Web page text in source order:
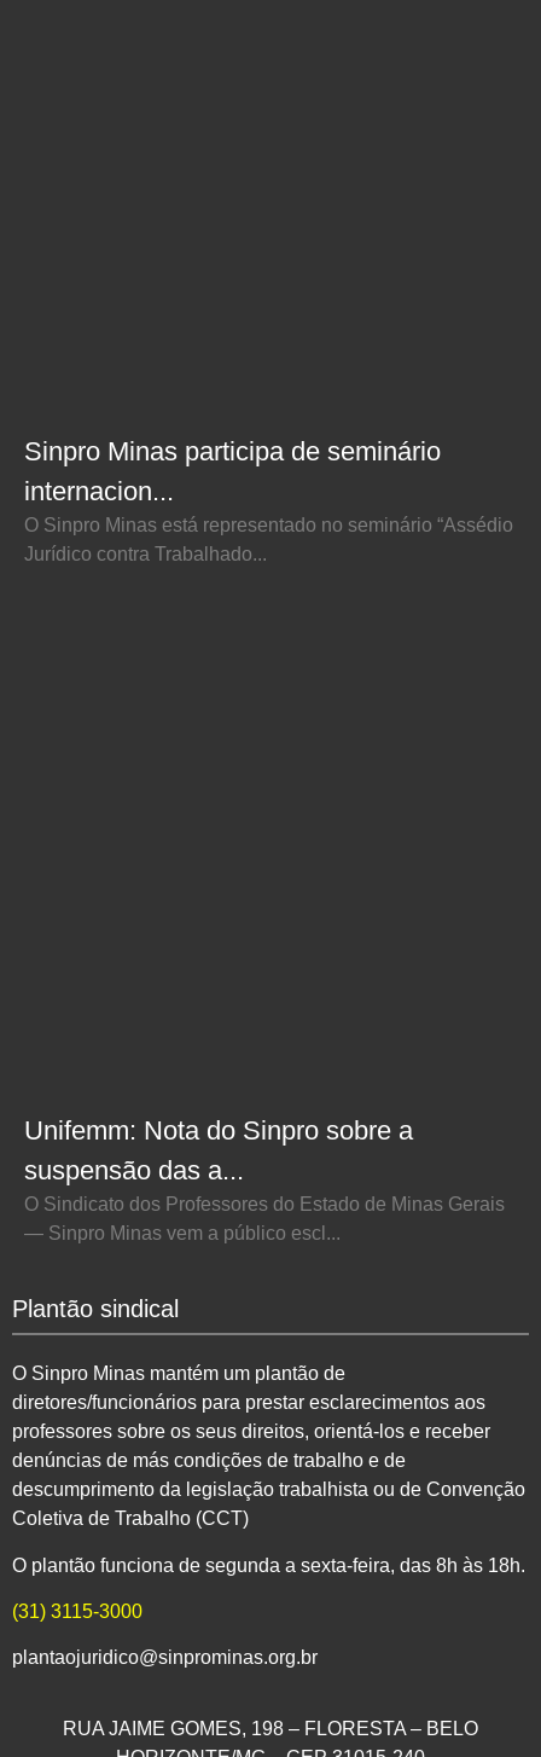
Sinpro Minas participa de seminário
internacion...
O Sinpro Minas está representado no seminário “Assédio
Jurídico contra Trabalhado...
Unifemm: Nota do Sinpro sobre a
suspensão das a...
O Sindicato dos Professores do Estado de Minas Gerais
— Sinpro Minas vem a público escl...
Plantão sindical
O Sinpro Minas mantém um plantão de
diretores/funcionários para prestar esclarecimentos aos
professores sobre os seus direitos, orientá-los e receber
denúncias de más condições de trabalho e de
descumprimento da legislação trabalhista ou de Convenção
Coletiva de Trabalho (CCT)
O plantão funciona de segunda a sexta-feira, das 8h às 18h.
(31) 3115-3000
plantaojuridico@sinprominas.org.br
RUA JAIME GOMES, 198 – FLORESTA – BELO